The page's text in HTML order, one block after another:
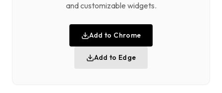
and customizable widgets.
Add to Chrome
Add to Edge